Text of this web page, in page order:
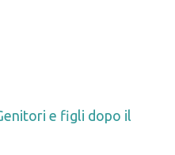
e figli dopo il